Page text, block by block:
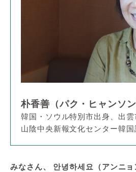
朴香善（パク・ヒャンソン
韓国・ソウル特別市出身、出雲
山陰中央新報文化センター韓国
みなさん、 안녕하세요（アンニ